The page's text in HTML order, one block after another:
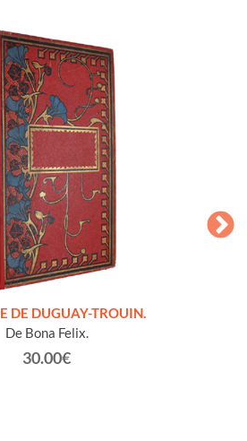
DE DUGUAY-TROUIN.
De Bona Felix.
30.00€